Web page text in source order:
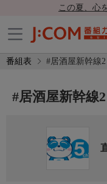
この夏、心
番組表 #居酒屋新幹線2
#居酒屋新幹線2